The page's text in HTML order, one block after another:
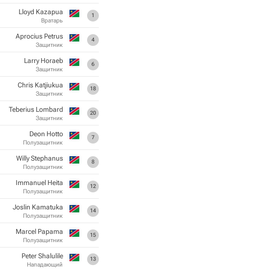
1
Lloyd Kazapua
Вратарь
4
Aprocius Petrus
Защитник
6
Larry Horaeb
Защитник
18
Chris Katjiukua
Защитник
20
Teberius Lombard
Защитник
7
Deon Hotto
Полузащитник
8
Willy Stephanus
Полузащитник
12
Immanuel Heita
Полузащитник
14
Joslin Kamatuka
Полузащитник
15
Marcel Papama
Полузащитник
13
Peter Shalulile
Нападающий